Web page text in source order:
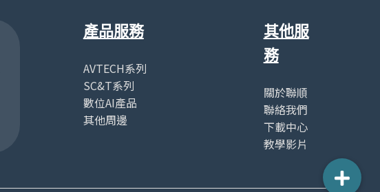
產品服務
AVTECH系列
SC&T系列
數位AI產品
其他周邊
其他服
務
關於聯順
聯絡我們
下載中心
教學影片